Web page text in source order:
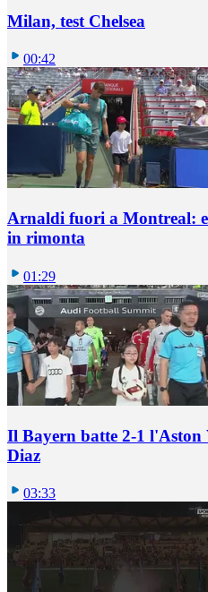
Milan, test Chelsea
00:42
Arnaldi fuori a Montreal:
in rimonta
01:29
Il Bayern batte 2-1
Diaz
03:33